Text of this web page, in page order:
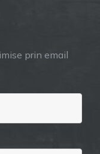
prin email